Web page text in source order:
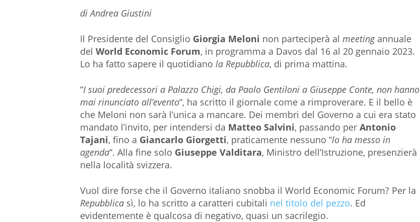
di Andrea Giustini
Il Presidente del Consiglio Giorgia Meloni non parteciperà al meetingannuale
del World Economic Forum, in programma a Davos dal 16 al 20 gennaio 2023.
Lo ha fatto sapere il quotidiano la Repubblica, di prima mattina.
“I suoi predecessori a Palazzo Chigi, da Paolo Gentiloni a Giuseppe Conte, non hanno
mai rinunciato all’evento“, ha scritto il giornale come a rimproverare. E il bello è
che Meloni non sarà l’unica a mancare. Dei membri del Governo a cui era stato
mandato l’invito, per intendersi da Matteo Salvini, passando per Antonio
Tajani, fino a Giancarlo Giorgetti, praticamente nessuno “lo ha messo in
agenda“. Alla fine solo Giuseppe Valditara, Ministro dell’Istruzione, presenzierà
nella località svizzera.
Vuol dire forse che il Governo italiano snobba il World Economic Forum? Per la
Repubblicasì, lo ha scritto a caratteri cubitali nel titolo del pezzo. Ed
evidentemente è qualcosa di negativo, quasi un sacrilegio.